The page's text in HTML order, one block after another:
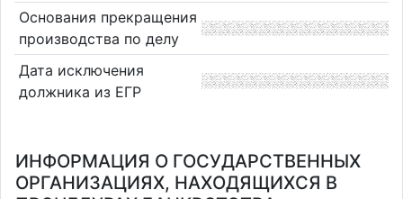
Основания прекращения
производства по делу
Дата исключения
должника из ЕГР
ИНФОРМАЦИЯ О ГОСУДАРСТВЕННЫХ
ОРГАНИЗАЦИЯХ, НАХОДЯЩИХСЯ В